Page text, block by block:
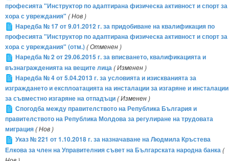
професията "Инструктор по адаптирана физическа активност и спорт за
хора с увреждания" ( Нов )
Наредба № 17 от 9.01.2012 г. за придобиване на квалификация по
професията "Инструктор по адаптирана физическа активност и спорт за
хора с увреждания" (отм.)( Отменен )
Наредба № 2 от 29.06.2015 г. за вписването, квалификацията и
възнагражденията на вещите лица( Изменен )
Наредба № 4 от 5.04.2013 г. за условията и изискванията за
изграждането и експлоатацията на инсталации за изгаряне и инсталации
за съвместно изгаряне на отпадъци( Изменен )
Спогодба между правителството на Република България и
правителството на Република Молдова за регулиране на трудовата
миграция( Нов )
Указ № 221 от 1.10.2018 г. за назначаване на Людмила Кръстева
Елкова за член на Управителния съвет на Българската народна банка(